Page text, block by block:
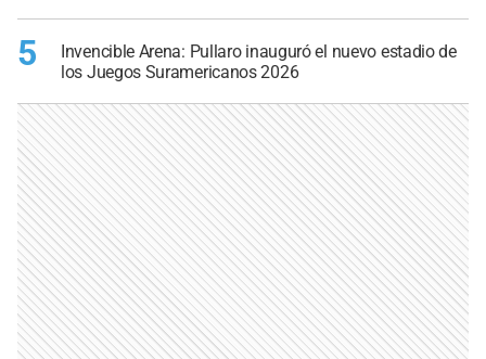
5
Invencible Arena: Pullaro inauguró el nuevo estadio de
los Juegos Suramericanos 2026